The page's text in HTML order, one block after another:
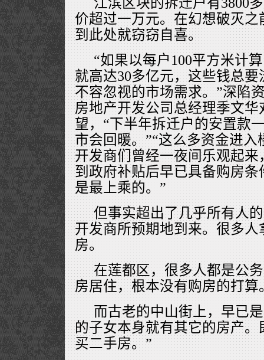
价超过一万元。在幻想破灭
到此处就窃窃自喜。
“如果以每户100平方米计
就高达30多亿元，这些钱总
不容忽视的市场需求。”深陷
房地产开发公司总经理季文
望，“下半年拆迁户的安置款
市会回暖。”“这么多资金进入
开发商们曾经一夜间乐观起来
到政府补贴后早已具备购房
是最上乘的。”
但事实超出了几乎所有人
开发商所预期地到来。很多
房。
在莲都区，很多人都是公
房居住，根本没有购房的打算
而古老的中山街上，早已
的子女本身就有其它的房产
买二手房。”